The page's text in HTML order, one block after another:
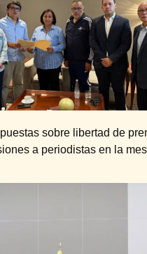
sobre libertad de
a periodistas en la